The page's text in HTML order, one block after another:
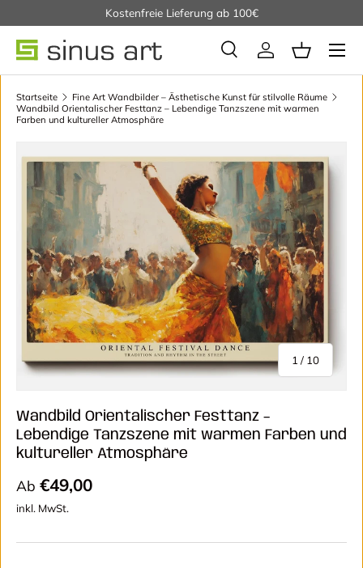
Direkt zum Inhalt
Kostenfreie Lieferung ab 100€
Suchen
SucheEinloggen
Startseite
Fine Art Wandbilder – Ästhetische Kunst für stilvolle Räume
Wandbild Orientalischer Festtanz – Lebendige Tanzszene mit warmen
Farben und kultureller Atmosphäre
Zu Produktinformationen springen
1 / von
10
Wandbild Orientalischer Festtanz –
Lebendige Tanzszene mit warmen Farben und
kultureller Atmosphäre
Ab Normaler Preis
€49,00
inkl. MwSt.